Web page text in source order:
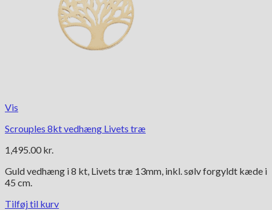
Vis
Scrouples 8kt vedhæng Livets træ
1,495.00 kr.
Guld vedhæng i 8 kt, Livets træ 13mm, inkl. sølv forgyldt kæde i
45 cm.
Tilføj til kurv